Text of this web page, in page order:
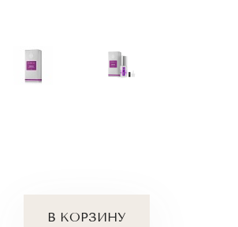
В КОРЗИНУ